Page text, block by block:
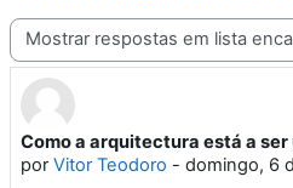
Modo de visualização
Como a arquitectura está a ser
porVitor Teodoro - domingo, 6
Número de respostas: 12